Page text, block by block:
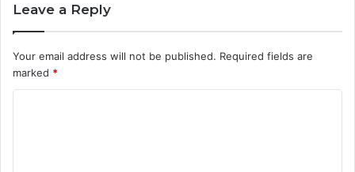
Leave a Reply
Your email address will not be published. Required fields are
marked *